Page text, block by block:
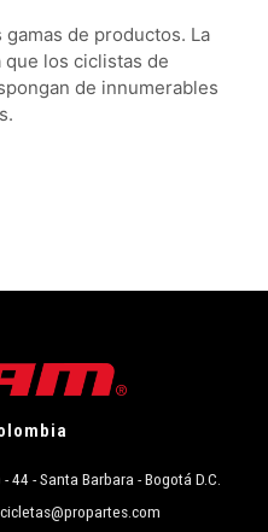
de productos. La
que los ciclistas de
de innumerables
- Santa Barbara - Bogotá D.C.